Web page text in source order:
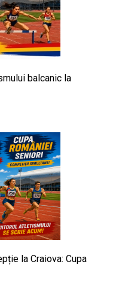
balcanic la
la Craiova: Cupa